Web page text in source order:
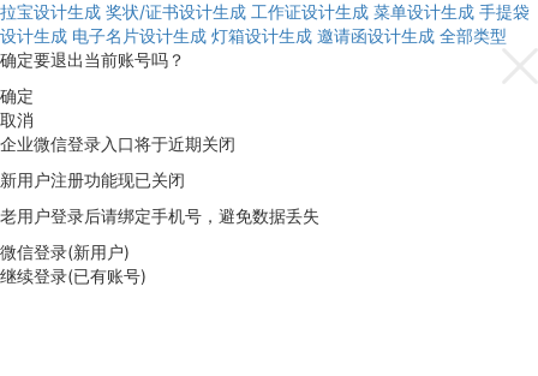
拉宝设计生成 奖状/证书设计生成 工作证设计生成 菜单设计生成 手提袋
设计生成 电子名片设计生成 灯箱设计生成 邀请函设计生成 全部类型
确定要退出当前账号吗？
确定
取消
企业微信登录入口将于近期关闭
新用户注册功能现已关闭
老用户登录后请绑定手机号，避免数据丢失
微信登录(新用户)
继续登录(已有账号)